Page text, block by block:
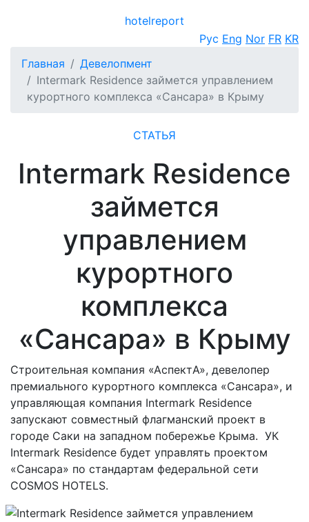
hotelreport
Рус Eng Nor FR KR
Главная
Девелопмент
Intermark Residence займется управлением
курортного комплекса «Сансара» в Крыму
СТАТЬЯ
Intermark Residence
займется
управлением
курортного
комплекса
«Сансара» в Крыму
Строительная компания «АспектА», девелопер
премиального курортного комплекса «Сансара», и
управляющая компания Intermark Residence
запускают совместный флагманский проект в
городе Саки на западном побережье Крыма. УК
Intermark Residence будет управлять проектом
«Сансара» по стандартам федеральной сети
COSMOS HOTELS.